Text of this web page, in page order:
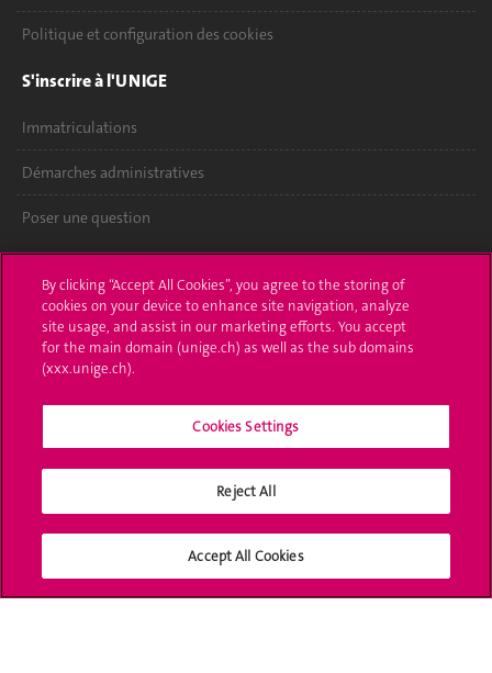
Politique et configuration des cookies
S'inscrire à l'UNIGE
Immatriculations
Démarches administratives
Poser une question
UNIGE Mobile
Médias
Offres d'emploi
Bibliothèque
Médias sociaux UNIGE
By clicking “Accept All Cookies”, you agree to the storing of
cookies on your device to enhance site navigation, analyze
site usage, and assist in our marketing efforts. You accept
for the main domain (unige.ch) as well as the sub domains
(xxx.unige.ch).
Cookies Settings
Reject All
Accept All Cookies